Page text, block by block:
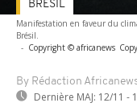
Manifestation en faveur du
Brésil.
- Copyright © africanews
By Rédaction
Dernière MAJ: 12/11 -
BRÉSIL